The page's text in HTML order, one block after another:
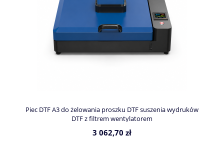
Piec DTF A3 do żelowania proszku DTF suszenia wydruków
DTF z filtrem wentylatorem
3 062,70 zł